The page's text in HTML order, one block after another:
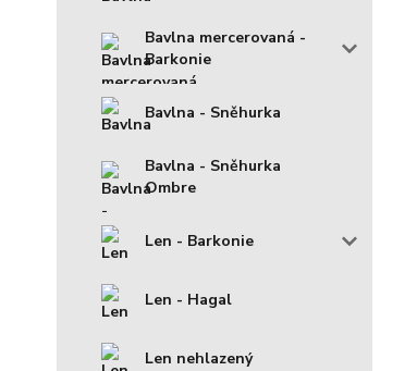
Bavlna mercerovaná -
Barkonie
Bavlna - Sněhurka
Bavlna - Sněhurka
Ombre
Len - Barkonie
Len - Hagal
Len nehlazený